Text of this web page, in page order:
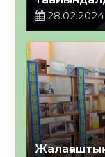
28.02.2024